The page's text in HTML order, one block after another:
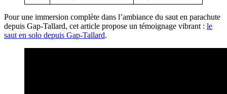
Pour une immersion complète dans l’ambiance du saut en parachute
depuis Gap-Tallard, cet article propose un témoignage vibrant : le
saut en solo depuis Gap-Tallard.